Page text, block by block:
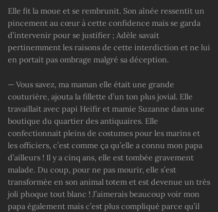
Elle fit la moue et se rembrunit. Son aînée ressentit un
pincement au cœur à cette confidence mais se garda
d’intervenir pour se justifier ; Adèle savait
pertinemment les raisons de cette interdiction et ne lui
en portait pas ombrage malgré sa déception.
— Vous savez, ma maman elle était une grande
couturière, ajouta la fillette d’un ton plus jovial. Elle
travaillait avec papi Heifir et mamie Suzanne dans une
boutique du quartier des antiquaires. Elle
confectionnait pleins de costumes pour les marins et
les officiers, c’est comme ça qu’elle a connu mon papa
d’ailleurs ! Il y a cinq ans, elle est tombée gravement
malade. Du coup, pour ne pas mourir, elle s’est
transformée en son animal totem et est devenue un très
joli phoque tout blanc ! J’aimerais beaucoup voir mon
papa également mais c’est plus compliqué parce qu’il